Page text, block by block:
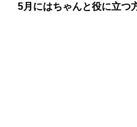
5月にはちゃんと役に立